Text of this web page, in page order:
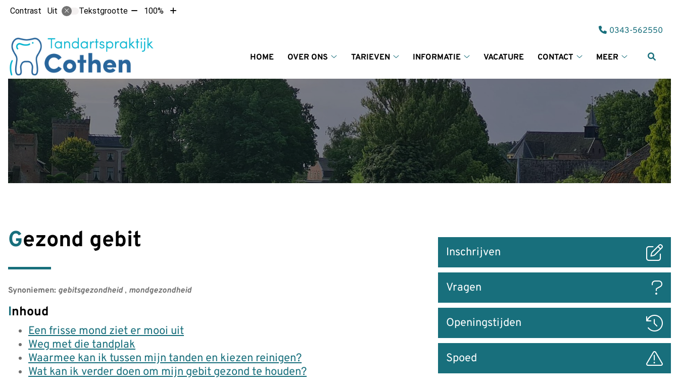
Contrast Uit Tekstgrootte Tekst
10%
100%
Tekst
HOME
OVER ONS
ons
submenu
TARIEVEN
submenu
INFORMATIE
submenu
VACATURE
CONTACT
submenu
MEER
submenu
Tel:
0343-562550
Gezond gebit
Synoniemen: gebitsgezondheid, mondgezondheid
Inhoud
Een frisse mond ziet er mooi uit
Weg met die tandplak
Waarmee kan ik tussen mijn tanden en kiezen reinigen?
Wat kan ik verder doen om mijn gebit gezond te houden?
naar
Inschrijven
Vragen
Openingstijden
Spoed